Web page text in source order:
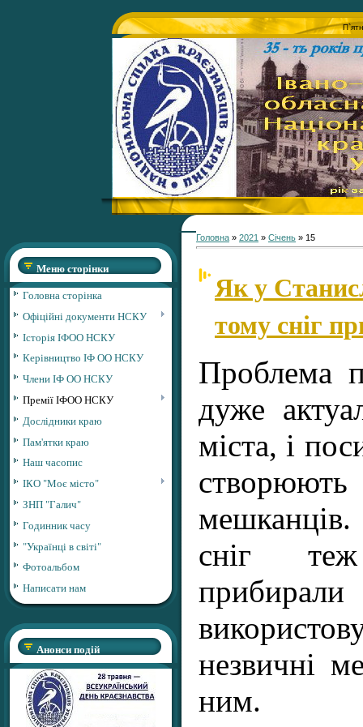
Меню сторінки
Головна сторінка
Офіційні документи НСКУ
Історія ІФОО НСКУ
Керівництво ІФ ОО НСКУ
Члени ІФ ОО НСКУ
Премії ІФОО НСКУ
Дослідники краю
Пам'ятки краю
Наш часопис
ІКО "Моє місто"
ЗНП "Галич"
Годинник часу
"Українці в світі"
Фотоальбом
Написати нам
Анонси подій
Головна » 2021 » Січень » 15
Як у
тому сніг
Проблема
дуже
міста, і
сніг
незвичні
ним.